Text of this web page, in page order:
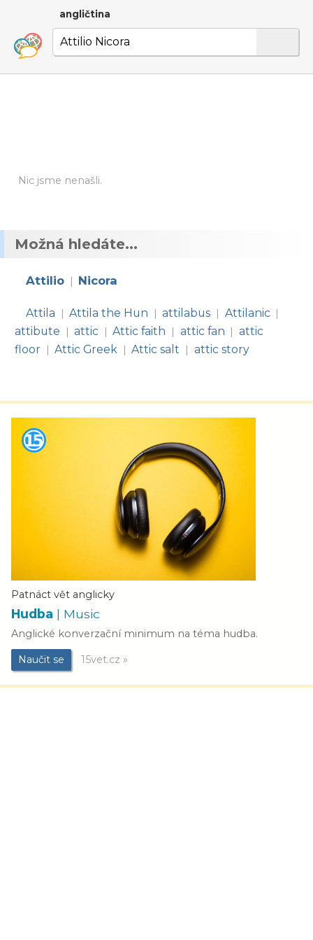
angličtina
Nic jsme nenašli.
Možná hledáte...
Attilio | Nicora
Attila | Attila the Hun | attilabus | Attilanic |
attibute | attic | Attic faith | attic fan | attic
floor
| Attic Greek | Attic salt | attic story
Patnáct vět anglicky
Hudba | Music
Anglické konverzační minimum na téma hudba.
Naučit se 15vet.cz »